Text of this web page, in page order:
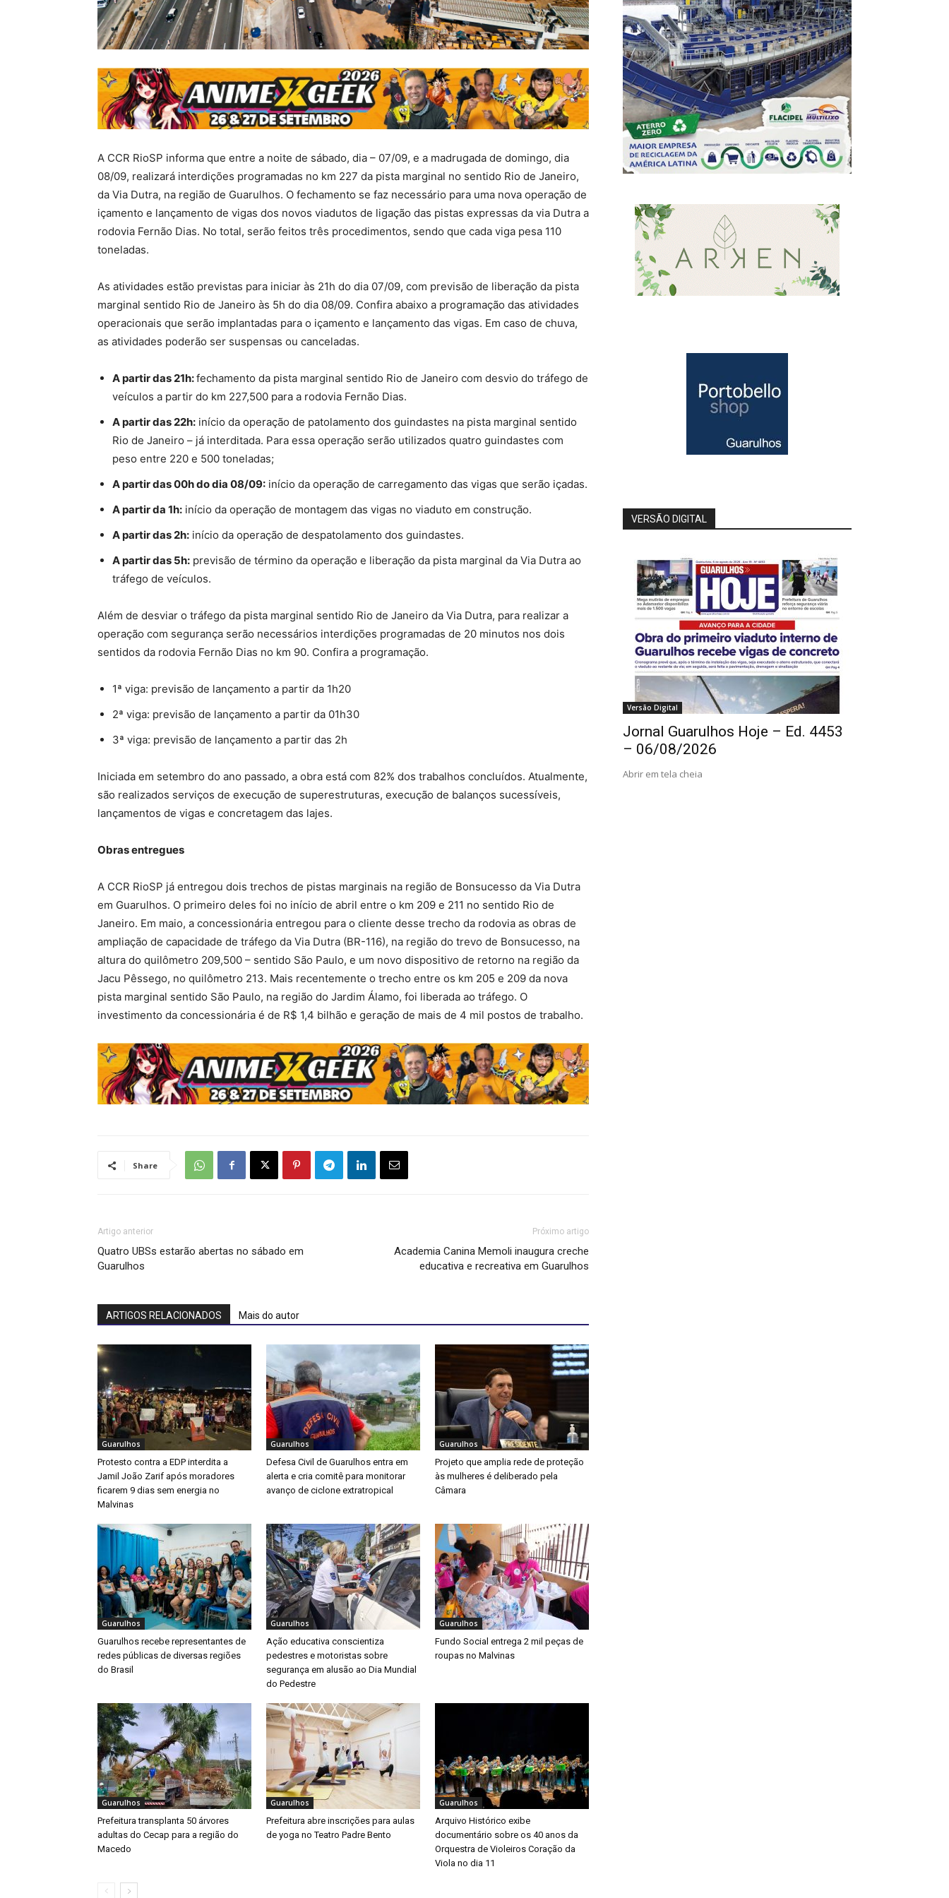
A CCR RioSP informa que entre a noite de sábado, dia – 07/09, e a madrugada de domingo, dia
08/09, realizará interdições programadas no km 227 da pista marginal no sentido Rio de Janeiro,
da Via Dutra, na região de Guarulhos. O fechamento se faz necessário para uma nova operação de
içamento e lançamento de vigas dos novos viadutos de ligação das pistas expressas da via Dutra a
rodovia Fernão Dias. No total, serão feitos três procedimentos, sendo que cada viga pesa 110
toneladas.
As atividades estão previstas para iniciar às 21h do dia 07/09, com previsão de liberação da pista
marginal sentido Rio de Janeiro às 5h do dia 08/09. Confira abaixo a programação das atividades
operacionais que serão implantadas para o içamento e lançamento das vigas. Em caso de chuva,
as atividades poderão ser suspensas ou canceladas.
A partir das 21h:fechamento da pista marginal sentido Rio de Janeiro com desvio do tráfego de
veículos a partir do km 227,500 para a rodovia Fernão Dias.
A partir das 22h: início da operação de patolamento dos guindastes na pista marginal sentido
Rio de Janeiro – já interditada. Para essa operação serão utilizados quatro guindastes com
peso entre 220 e 500 toneladas;
A partir das 00h do dia 08/09: início da operação de carregamento das vigas que serão içadas.
A partir da 1h: início da operação de montagem das vigas no viaduto em construção.
A partir das 2h: início da operação de despatolamento dos guindastes.
A partir das 5h: previsão de término da operação e liberação da pista marginal da Via Dutra ao
tráfego de veículos.
Além de desviar o tráfego da pista marginal sentido Rio de Janeiro da Via Dutra, para realizar a
operação com segurança serão necessários interdições programadas de 20 minutos nos dois
sentidos da rodovia Fernão Dias no km 90. Confira a programação.
1ª viga: previsão de lançamento a partir da 1h20
2ª viga: previsão de lançamento a partir da 01h30
3ª viga: previsão de lançamento a partir das 2h
Iniciada em setembro do ano passado, a obra está com 82% dos trabalhos concluídos. Atualmente,
são realizados serviços de execução de superestruturas, execução de balanços sucessíveis,
lançamentos de vigas e concretagem das lajes.
Obras entregues
A CCR RioSP já entregou dois trechos de pistas marginais na região de Bonsucesso da Via Dutra
em Guarulhos. O primeiro deles foi no início de abril entre o km 209 e 211 no sentido Rio de
Janeiro. Em maio, a concessionária entregou para o cliente desse trecho da rodovia as obras de
ampliação de capacidade de tráfego da Via Dutra (BR-116), na região do trevo de Bonsucesso, na
altura do quilômetro 209,500 – sentido São Paulo, e um novo dispositivo de retorno na região da
Jacu Pêssego, no quilômetro 213. Mais recentemente o trecho entre os km 205 e 209 da nova
pista marginal sentido São Paulo, na região do Jardim Álamo, foi liberada ao tráfego. O
investimento da concessionária é de R$ 1,4 bilhão e geração de mais de 4 mil postos de trabalho.
Share
Artigo anterior
Quatro UBSs estarão abertas no sábado em
Guarulhos
Próximo artigo
Academia Canina Memoli inaugura creche
educativa e recreativa em Guarulhos
ARTIGOS RELACIONADOS Mais do autor
Guarulhos
Protesto contra a EDP interdita a
Jamil João Zarif após moradores
ficarem 9 dias sem energia no
Malvinas
Guarulhos
Defesa Civil de Guarulhos entra em
alerta e cria comitê para monitorar
avanço de ciclone extratropical
Guarulhos
Projeto que amplia rede de proteção
às mulheres é deliberado pela
Câmara
Guarulhos
Guarulhos recebe representantes de
redes públicas de diversas regiões
do Brasil
Guarulhos
Ação educativa conscientiza
pedestres e motoristas sobre
segurança em alusão ao Dia Mundial
do Pedestre
Guarulhos
Fundo Social entrega 2 mil peças de
roupas no Malvinas
Guarulhos
Prefeitura transplanta 50 árvores
adultas do Cecap para a região do
Macedo
Guarulhos
Prefeitura abre inscrições para aulas
de yoga no Teatro Padre Bento
Guarulhos
Arquivo Histórico exibe
documentário sobre os 40 anos da
Orquestra de Violeiros Coração da
Viola no dia 11
VERSÃO DIGITAL
Versão Digital
Jornal Guarulhos Hoje – Ed. 4453
– 06/08/2026
Abrir em tela cheia